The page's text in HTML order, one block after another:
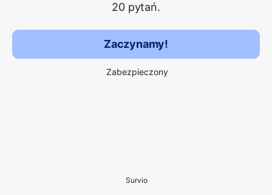
20 pytań.
Zaczynamy!
Zabezpieczony
Survio